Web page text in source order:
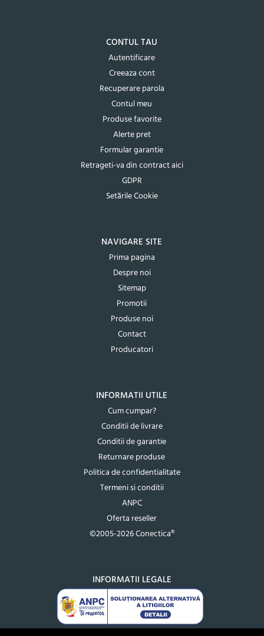
CONTUL TAU
Autentificare
Creeaza cont
Recuperare parola
Contul meu
Produse favorite
Alerte pret
Formular garantie
Retrageti-va din contract aici
GDPR
Setările Cookie
NAVIGARE SITE
Prima pagina
Despre noi
Sitemap
Promotii
Produse noi
Contact
Producatori
INFORMATII UTILE
Cum cumpar?
Conditii de livrare
Conditii de garantie
Returnare produse
Politica de confidentialitate
Termeni si conditii
ANPC
Oferta reseller
©2005-2026 Conectica®
INFORMATII LEGALE